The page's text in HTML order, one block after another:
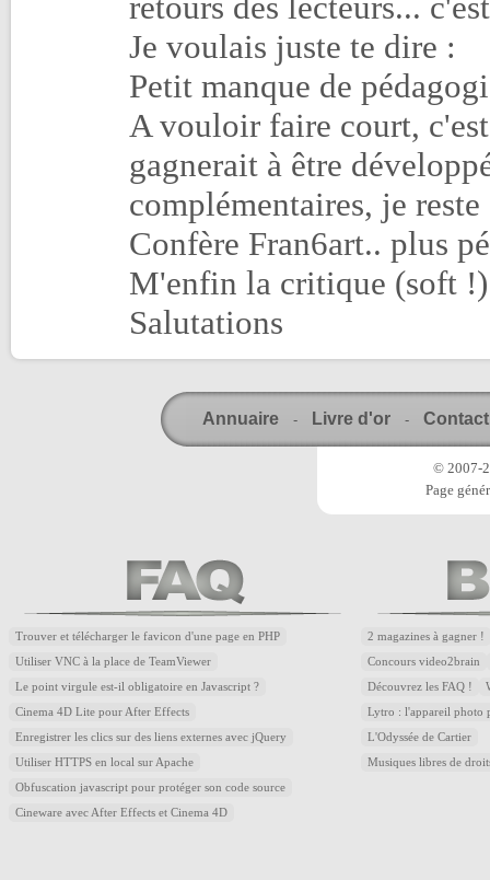
Je voulais juste te dire :
Petit manque de
A vouloir faire court,
gagnerait à être
complémentaires, je
Confère Fran6art.. plus
M'enfin la critique (soft
Salutations
Annuaire - Livre d'or - Contact
© 2007-
Page
Trouver et télécharger le favicon d'une page en PHP
Utiliser VNC à la place de TeamViewer
Le point virgule est-il obligatoire en Javascript ?
Cinema 4D Lite pour After Effects
Enregistrer les clics sur des liens externes avec jQuery
Utiliser HTTPS en local sur Apache
Obfuscation javascript pour protéger son code source
Cineware avec After Effects et Cinema 4D
2 magazines à gagner !
Concours video2brain
Découvrez les FAQ !
Lytro : l'appareil photo
L'Odyssée de Cartier
Musiques libres de